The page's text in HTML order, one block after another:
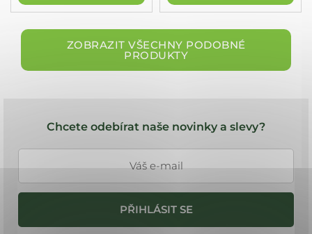
ZOBRAZIT VŠECHNY PODOBNÉ
PRODUKTY
Chcete odebírat naše novinky a slevy?
PŘIHLÁSIT SE